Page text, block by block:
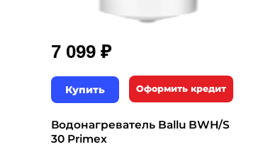
7 099 ₽
Купить Оформить кредит
Водонагреватель Ballu BWH/S
30 Primex